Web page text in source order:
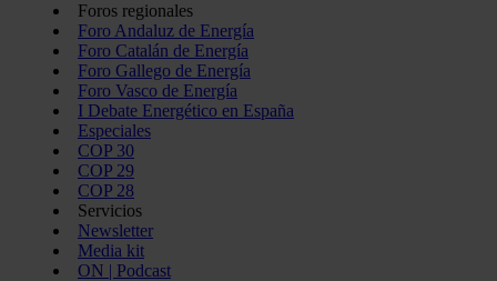
Foros regionales
Foro Andaluz de Energía
Foro Catalán de Energía
Foro Gallego de Energía
Foro Vasco de Energía
I Debate Energético en España
Especiales
COP 30
COP 29
COP 28
Servicios
Newsletter
Media kit
ON | Podcast